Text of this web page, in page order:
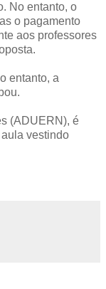
No entanto, o
o pagamento
aos professores
entanto, a
(ADUERN), é
vestindo